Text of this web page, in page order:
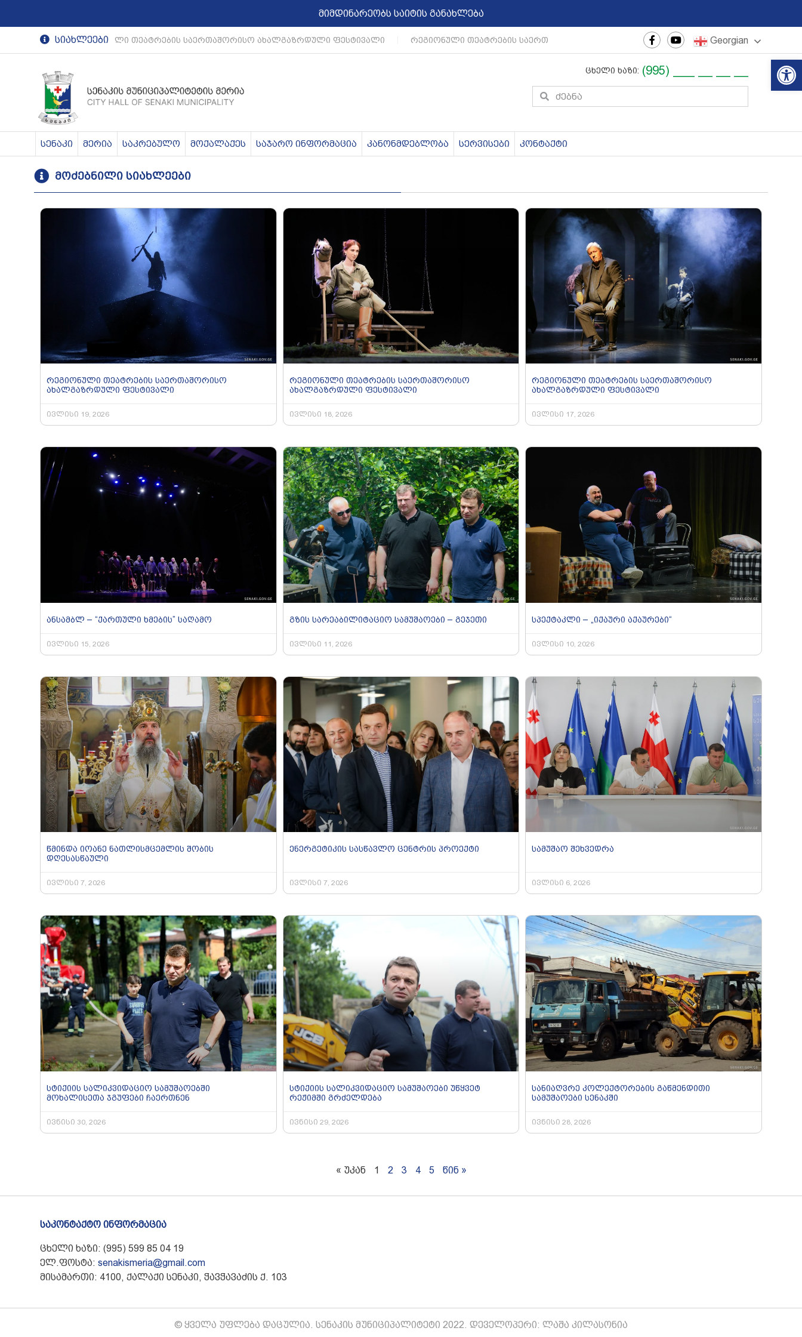
მიმდინარეობს საიტის განახლება
სიახლეები
რეგიონული თეატრების საერთაშორისო ახალგაზრდული ფესტივალი რეგიონული თეატრების საერთაშორისო ახალგაზრდული ფესტივალი | რეგიონული
Georgian
ცხელი ხაზი: (995) ___ __ __ __
სენაკი მერია საკრებულო მოქალაქეს საჯარო ინფორმაცია კანონმდებლობა სერვისები კონტაქტი
მოძებნილი სიახლეები
რეგიონული თეატრების საერთაშორისო
ახალგაზრდული ფესტივალი
ივლისი 19, 2026
რეგიონული თეატრების საერთაშორისო
ახალგაზრდული ფესტივალი
ივლისი 18, 2026
რეგიონული თეატრების საერთაშორისო
ახალგაზრდული ფესტივალი
ივლისი 17, 2026
ანსამბლ – “ქართული ხმების” საღამო
ივლისი 15, 2026
გზის სარეაბილიტაციო სამუშაოები – გეჯეთი
ივლისი 11, 2026
სპექტაკლი – „იქაური აქაურები“
ივლისი 10, 2026
წმინდა იოანე ნათლისმცემლის შობის
დღესასწაული
ივლისი 7, 2026
ენერგეტიკის სასწავლო ცენტრის პროექტი
ივლისი 7, 2026
სამუშაო შეხვედრა
ივლისი 6, 2026
სტიქიის სალიკვიდაციო სამუშაოებში
მოხალისეთა ჯგუფები ჩაერთნენ
ივნისი 30, 2026
სტიქიის სალიკვიდაციო სამუშაოები უწყვეტ
რეჟიმში გრძელდება
ივნისი 29, 2026
სანიაღვრე კოლექტორების გაწმენდითი
სამუშაოები სენაკში
ივნისი 28, 2026
« უკან 1 2 3 4 5 წინ »
საკონტაქტო ინფორმაცია
ცხელი ხაზი: (995) 599 85 04 19
ელ.ფოსტა: senakismeria@gmail.com
მისამართი: 4100, ქალაქი სენაკი, ჭავჭავაძის ქ. 103
© ყველა უფლება დაცულია. სენაკის მუნიციპალიტეტი 2022. დეველოპერი: ლაშა კილასონია